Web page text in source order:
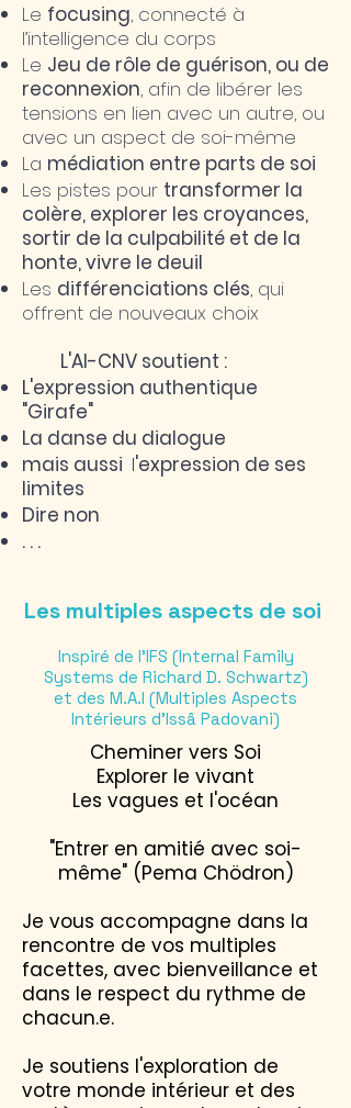
Le focusing, connecté à
l’intelligence du corps
Le Jeu de rôle de guérison, ou de
reconnexion, afin de libérer les
tensions en lien avec un autre, ou
avec un aspect de soi-même
La médiation entre parts de soi
Les pistes pour transformer la
colère, explorer les croyances,
sortir de la culpabilité et de la
honte, vivre le deuil
Les différenciations clés, qui
offrent de nouveaux choix
L'AI-CNV soutient :
L'expression authentique
"Girafe"
La danse du dialogue
mais aussi l'expression de ses
limites
Dire non
. . .
Les multiples aspects de soi
Inspiré de l'IFS (Internal Family
Systems de Richard D. Schwartz)
et des M.A.I (Multiples Aspects
Intérieurs d'Issâ Padovani)
Cheminer vers Soi
Explorer le vivant
Les vagues et l'océan
"Entrer en amitié avec soi-
même" (Pema Chödron)
Je vous accompagne dans la
rencontre de vos multiples
facettes, avec bienveillance et
dans le respect du rythme de
chacun.e.
Je soutiens l'exploration de
votre monde intérieur et des